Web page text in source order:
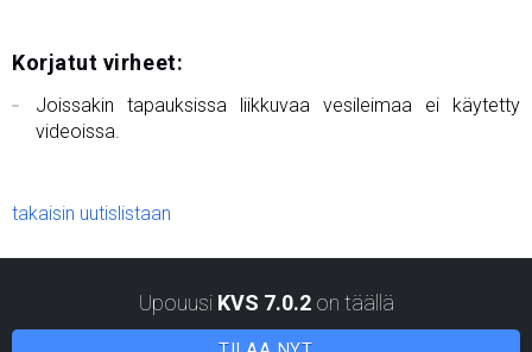
Korjatut virheet:
Joissakin tapauksissa liikkuvaa vesileimaa ei käytetty
videoissa.
takaisin uutislistaan
Upouusi KVS 7.0.2on täällä